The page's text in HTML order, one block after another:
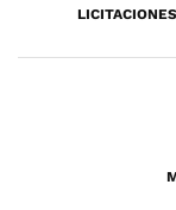
LICITACIONES